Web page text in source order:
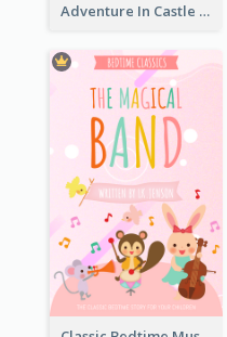
Adventure In Castle Book Cover